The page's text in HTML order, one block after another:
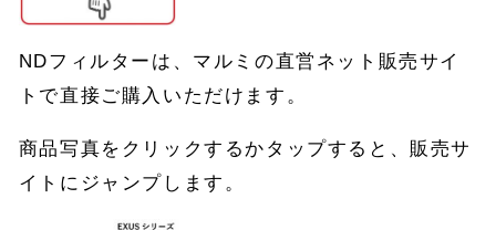
NDフィルターは、マルミの直営ネット販売サイ
トで直接ご購入いただけます。
商品写真をクリックするかタップすると、販売サ
イトにジャンプします。